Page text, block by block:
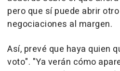
pero que sí puede abrir
negociaciones al margen.
Así, prevé que haya quien
voto". "Ya verán cómo